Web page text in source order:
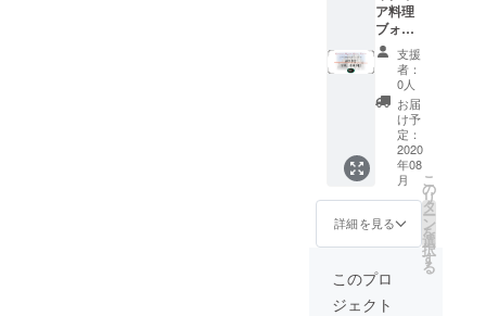
の御利
用は仕
入れの
関係で
１週間
前まで
のご予
約とな
りま
す。 ＊
ご使用
０２０
年９月
ら２０
２１年
事券以
上の御
食事代
は別途
追加料
金にて
お求め
いただ
けま
す。 ＊
他の食
事券や
クーポ
使用不
パー
利用い
ただけ
ます。
＊御食
事券で
のお支
払いに
なる場
合はお
釣りが
発生致
しませ
んので
い。 ＊
所持し
ていた
ア料理
ブォー
ナフォ
ル
トゥー
ナ
30,000
円 御
食事券
30,000
円の御
食事券
を発送
させて
頂きま
す。 ＊
当店で
のお食
支援
者：
0人
お届
け予
定：
2020
年08
月
詳細を見る
こ
の
リ
タ
ー
ン
を
選
択
す
る
このプロ
ジェクト